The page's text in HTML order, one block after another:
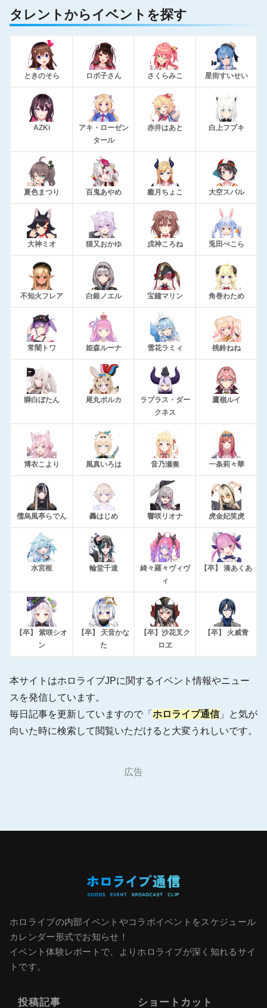
タレントからイベントを探す
ときのそら ロボ子さん さくらみこ 星街すいせい
AZKi
アキ・ローゼン
タール
赤井はあと 白上フブキ
夏色まつり 百鬼あやめ 癒月ちょこ 大空スバル
大神ミオ 猫又おかゆ 戌神ころね 兎田ぺこら
不知火フレア 白銀ノエル 宝鐘マリン 角巻わため
常闇トワ 姫森ルーナ 雪花ラミィ 桃鈴ねね
獅白ぼたん 尾丸ポルカ
ラプラス・ダー
クネス
鷹嶺ルイ
博衣こより 風真いろは 音乃瀬奏 一条莉々華
儒烏風亭らでん 轟はじめ 響咲リオナ 虎金妃笑虎
水宮枢 輪堂千速
綺々羅々ヴィヴ
ィ
【卒】 湊あくあ
【卒】 紫咲シオ
ン
【卒】 天音かな
た
【卒】沙花叉ク
ロヱ
【卒】 火威青
本サイトはホロライブJPに関するイベント情報やニュー
スを発信しています。
毎日記事を更新していますので「 ホロライブ通信 」と気が
向いた時に検索して閲覧いただけると大変うれしいです。
広告
ホロライブの内部イベントやコラボイベントをスケジュール
カレンダー形式でお知らせ！
イベント体験レポートで、よりホロライブが深く知れるサイ
トです。
投稿記事 ショートカット